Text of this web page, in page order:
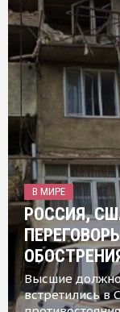
В МИРЕ
РОССИЯ,
Высшие
встретились в